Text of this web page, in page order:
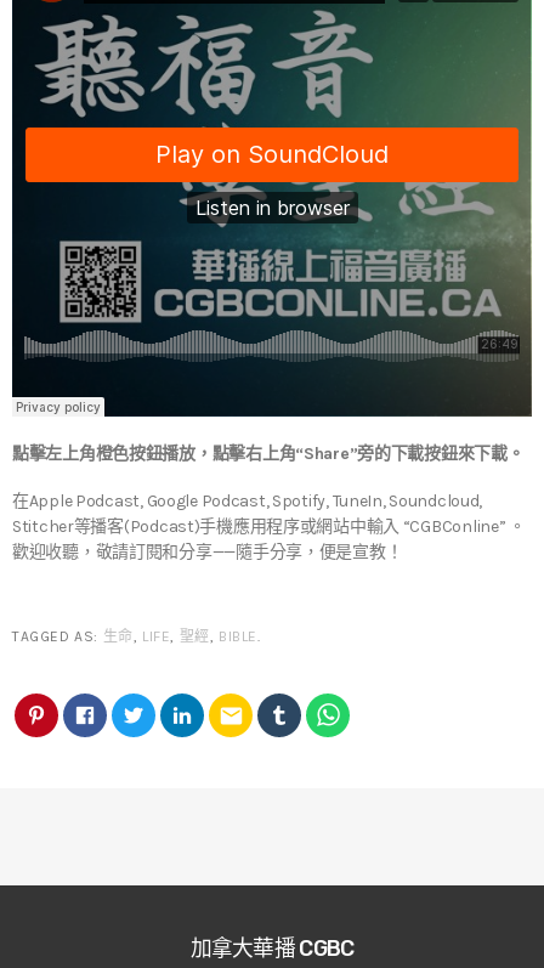
點擊左上角橙色按鈕播放，點擊右上角“Share”旁的下載按鈕來下載。
在Apple Podcast, Google Podcast, Spotify, TuneIn, Soundcloud,
Stitcher等播客(Podcast)手機應用程序或網站中輸入 “CGBConline” 。
歡迎收聽，敬請訂閱和分享——隨手分享，便是宣教！
TAGGED AS: 生命, LIFE, 聖經, BIBLE.
email
加拿大華播 CGBC